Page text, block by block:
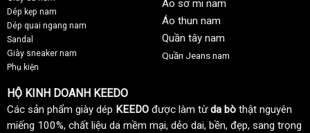
Dép kẹp nam
Dép quai ngang nam
Sandal
Giày sneaker nam
Phụ kiện
Áo sơ mi nam
Áo thun nam
Quần tây nam
Quần Jeans nam
HỘ KINH DOANH KEEDO
Các sản phẩm giày dép KEEDO được làm từda bò thật nguyên
miếng 100%, chất liệu da mềm mại, dẻo dai, bền, đẹp, sang trọng